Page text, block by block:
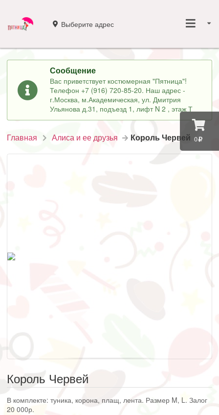
0
Выберите адрес
Сообщение
Вас приветствует костюмерная "Пятница"!
Телефон +7 (916) 720-85-20. Наш адрес -
г.Москва, м.Академическая, ул. Дмитрия
Ульянова д.31, подъезд 1, лифт N 2 , этаж Т
Главная Алиса и ее друзья Король Червей
Король Червей
В комплекте: туника, корона, плащ, лента. Размер M, L. Залог
20 000р.